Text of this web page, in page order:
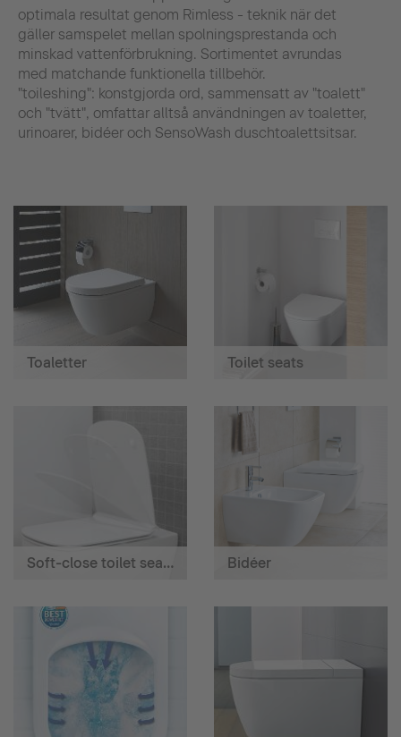
optimala resultat genom Rimless - teknik när det
gäller samspelet mellan spolningsprestanda och
minskad vattenförbrukning. Sortimentet avrundas
med matchande funktionella tillbehör.
"toileshing": konstgjorda ord, sammensatt av "toalett"
och "tvätt", omfattar alltså användningen av toaletter,
urinoarer, bidéer och SensoWash duschtoalettsitsar.
Toaletter Toilet seats
Soft-close toilet seats Bidéer